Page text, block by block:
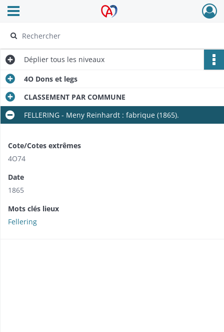
Archives Alsace - Colmar
Ouvrir le menu déroulant
Déplier tous les niveaux
4O Dons et legs
CLASSEMENT PAR COMMUNE
FELLERING - Meny Reinhardt : fabrique (1865).
Cote/Cotes extrêmes
4O74
Date
1865
Mots clés lieux
Fellering